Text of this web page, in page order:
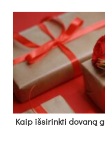
Kaip išsirinkti dovaną